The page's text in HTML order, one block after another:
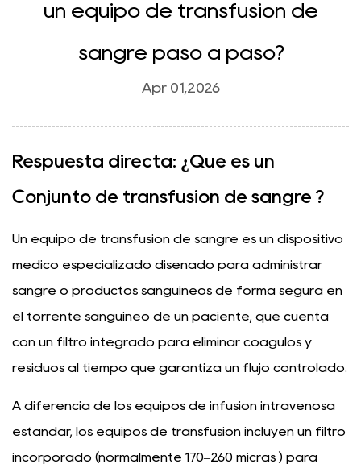
un equipo de transfusión de
sangre paso a paso?
Apr 01,2026
Respuesta directa: ¿Qué es un
Conjunto de transfusión de sangre ?
Un equipo de transfusión de sangre es un dispositivo
médico especializado diseñado para administrar
sangre o productos sanguíneos de forma segura en
el torrente sanguíneo de un paciente, que cuenta
con un filtro integrado para eliminar coágulos y
residuos al tiempo que garantiza un flujo controlado.
A diferencia de los equipos de infusión intravenosa
estándar, los equipos de transfusión incluyen un filtro
incorporado (normalmente 170–260 micras ) para